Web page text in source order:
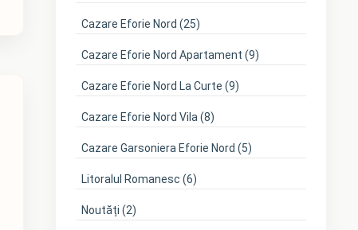
Cazare Eforie Nord (25)
Cazare Eforie Nord Apartament (9)
Cazare Eforie Nord La Curte (9)
Cazare Eforie Nord Vila (8)
Cazare Garsoniera Eforie Nord (5)
Litoralul Romanesc (6)
Noutăți (2)